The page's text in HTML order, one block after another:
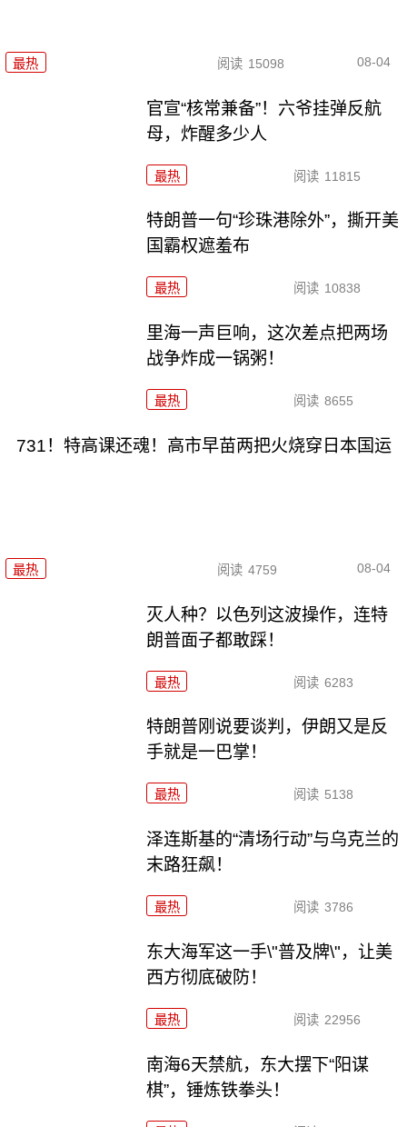
最热 阅读 15098 08-04
官宣“核常兼备”！六爷挂弹反航
母，炸醒多少人
最热 阅读 11815
特朗普一句“珍珠港除外”，撕开美
国霸权遮羞布
最热 阅读 10838
里海一声巨响，这次差点把两场
战争炸成一锅粥！
最热 阅读 8655
731！特高课还魂！高市早苗两把火烧穿日本国运
最热 阅读 4759 08-04
灭人种？以色列这波操作，连特
朗普面子都敢踩！
最热 阅读 6283
特朗普刚说要谈判，伊朗又是反
手就是一巴掌！
最热 阅读 5138
泽连斯基的“清场行动”与乌克兰的
末路狂飙！
最热 阅读 3786
东大海军这一手\"普及牌\"，让美
西方彻底破防！
最热 阅读 22956
南海6天禁航，东大摆下“阳谋
棋”，锤炼铁拳头！